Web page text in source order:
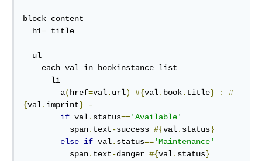
block content
  h1
= title
        a
(href=val. url) #{val. book. title} :
#
{val. imprint}
-
if val. status=='Available'
          span
. text-success #{val. status}
else if val. status=='Maintenance'
          span
. text-danger #{val. status}